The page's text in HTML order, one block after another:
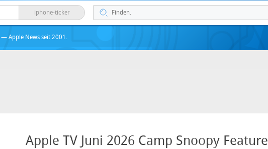
iphone-ticker
— Apple News seit 2001.
Apple TV Juni 2026 Camp Snoopy Feature